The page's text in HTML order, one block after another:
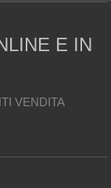
E IN
VENDITA